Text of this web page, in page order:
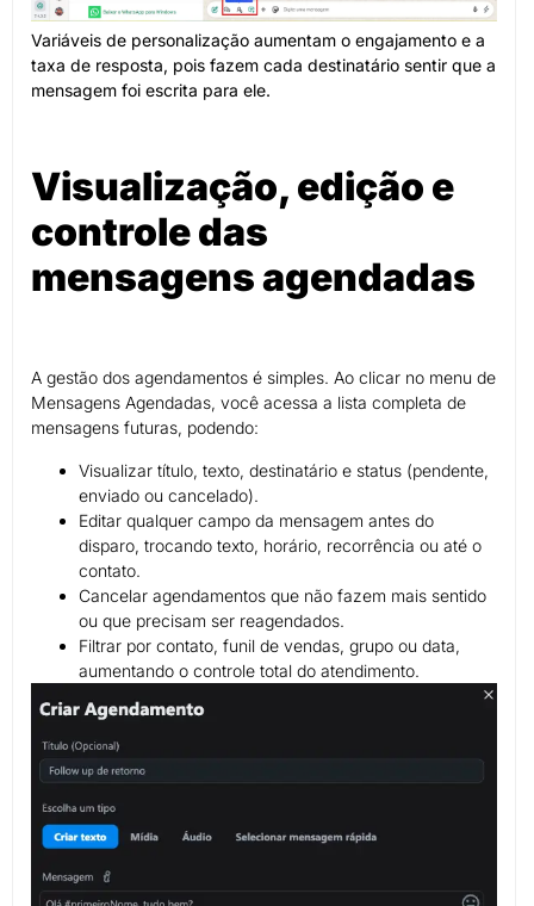
Variáveis de personalização aumentam o engajamento e a
taxa de resposta, pois fazem cada destinatário sentir que a
mensagem foi escrita para ele.
Visualização, edição e
controle das
mensagens agendadas
A gestão dos agendamentos é simples. Ao clicar no menu de
Mensagens Agendadas, você acessa a lista completa de
mensagens futuras, podendo:
Visualizar título, texto, destinatário e status (pendente,
enviado ou cancelado).
Editar qualquer campo da mensagem antes do
disparo, trocando texto, horário, recorrência ou até o
contato.
Cancelar agendamentos que não fazem mais sentido
ou que precisam ser reagendados.
Filtrar por contato, funil de vendas, grupo ou data,
aumentando o controle total do atendimento.